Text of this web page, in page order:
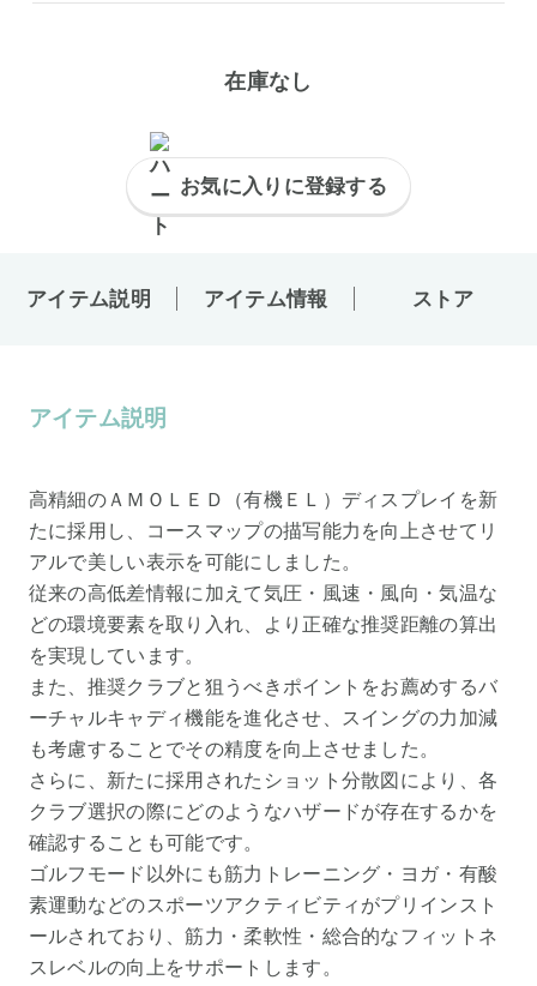
在庫なし
お気に入りに登録する
アイテム説明 アイテム情報 ストア
アイテム説明
高精細のＡＭＯＬＥＤ（有機ＥＬ）ディスプレイを新
たに採用し、コースマップの描写能力を向上させてリ
アルで美しい表示を可能にしました。
従来の高低差情報に加えて気圧・風速・風向・気温な
どの環境要素を取り入れ、より正確な推奨距離の算出
を実現しています。
また、推奨クラブと狙うべきポイントをお薦めするバ
ーチャルキャディ機能を進化させ、スイングの力加減
も考慮することでその精度を向上させました。
さらに、新たに採用されたショット分散図により、各
クラブ選択の際にどのようなハザードが存在するかを
確認することも可能です。
ゴルフモード以外にも筋力トレーニング・ヨガ・有酸
素運動などのスポーツアクティビティがプリインスト
ールされており、筋力・柔軟性・総合的なフィットネ
スレベルの向上をサポートします。